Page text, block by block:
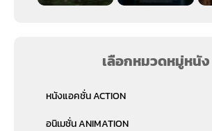
เลือกหมวดหมู่หนัง
หนังแอคชั่น ACTION
อนิเมชั่น ANIMATION